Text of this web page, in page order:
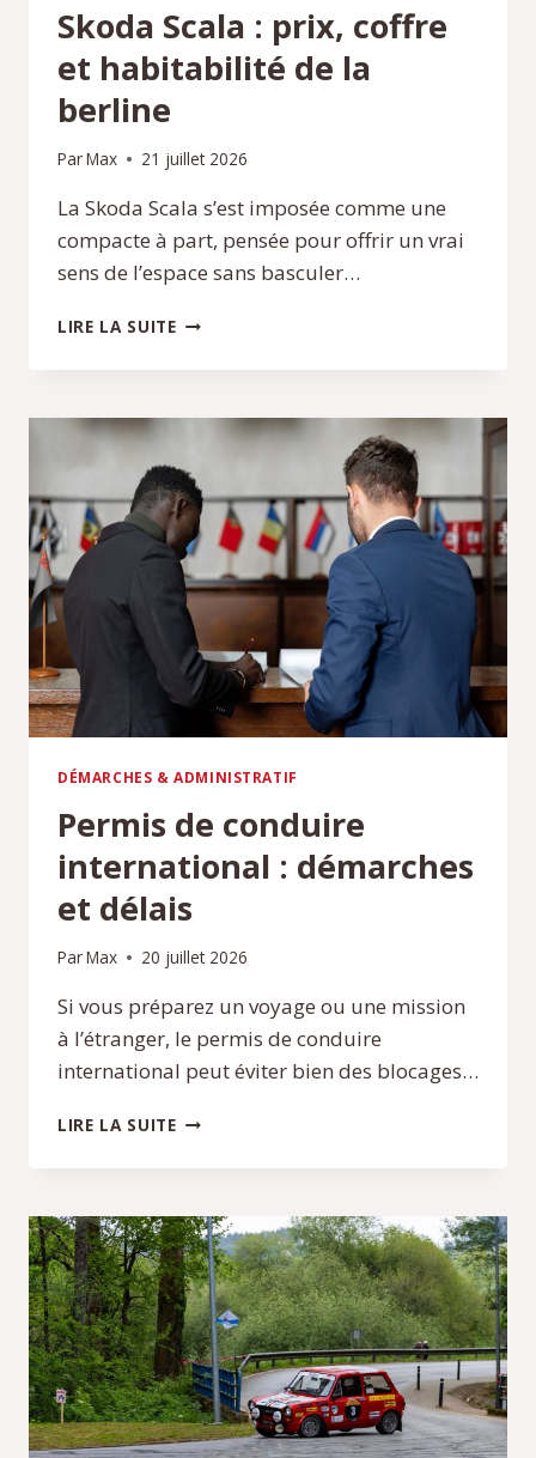
Skoda Scala : prix, coffre
et habitabilité de la
berline
ParMax 21 juillet 2026
La Skoda Scala s’est imposée comme une
compacte à part, pensée pour offrir un vrai
sens de l’espace sans basculer…
LIRE LA SUITESKODA
COFFRE
HABITABILITÉ
DE
LA
BERLINE
DÉMARCHES & ADMINISTRATIF
Permis de conduire
international : démarches
et délais
ParMax 20 juillet 2026
Si vous préparez un voyage ou une mission
à l’étranger, le permis de conduire
international peut éviter bien des blocages…
LIRE LA SUITEPERMIS
:
DÉMARCHES
ET
DÉLAIS